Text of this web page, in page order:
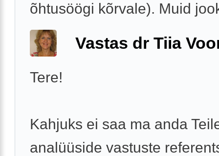
õhtusöögi kõrvale). Muid
Vastas dr Tiia
Tere!
Kahjuks ei saa ma anda
analüüside vastuste